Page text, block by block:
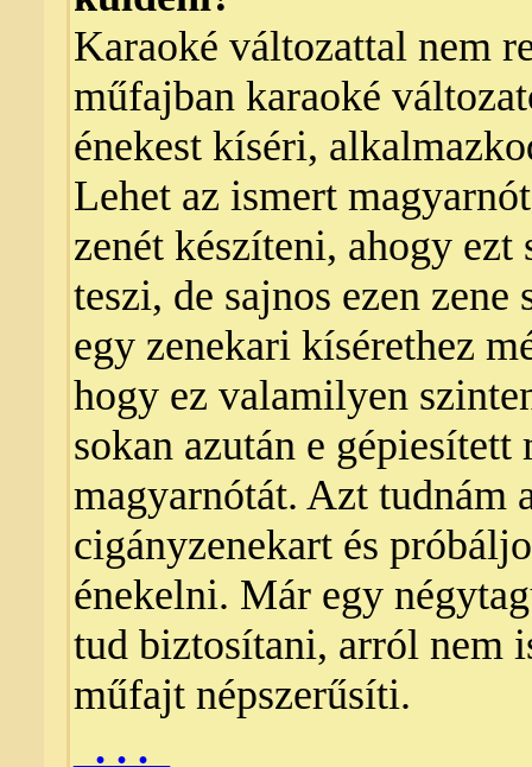
Karaoké változattal nem
műfajban karaoké
énekest kíséri,
Lehet az ismert
zenét készíteni, ahogy
teszi, de sajnos ezen
egy zenekari kísérethez
hogy ez valamilyen
sokan azután e
magyarnótát. Azt tudnám
cigányzenekart és
énekelni. Már egy
tud biztosítani, arról nem
műfajt népszerűsíti.
_. . ._